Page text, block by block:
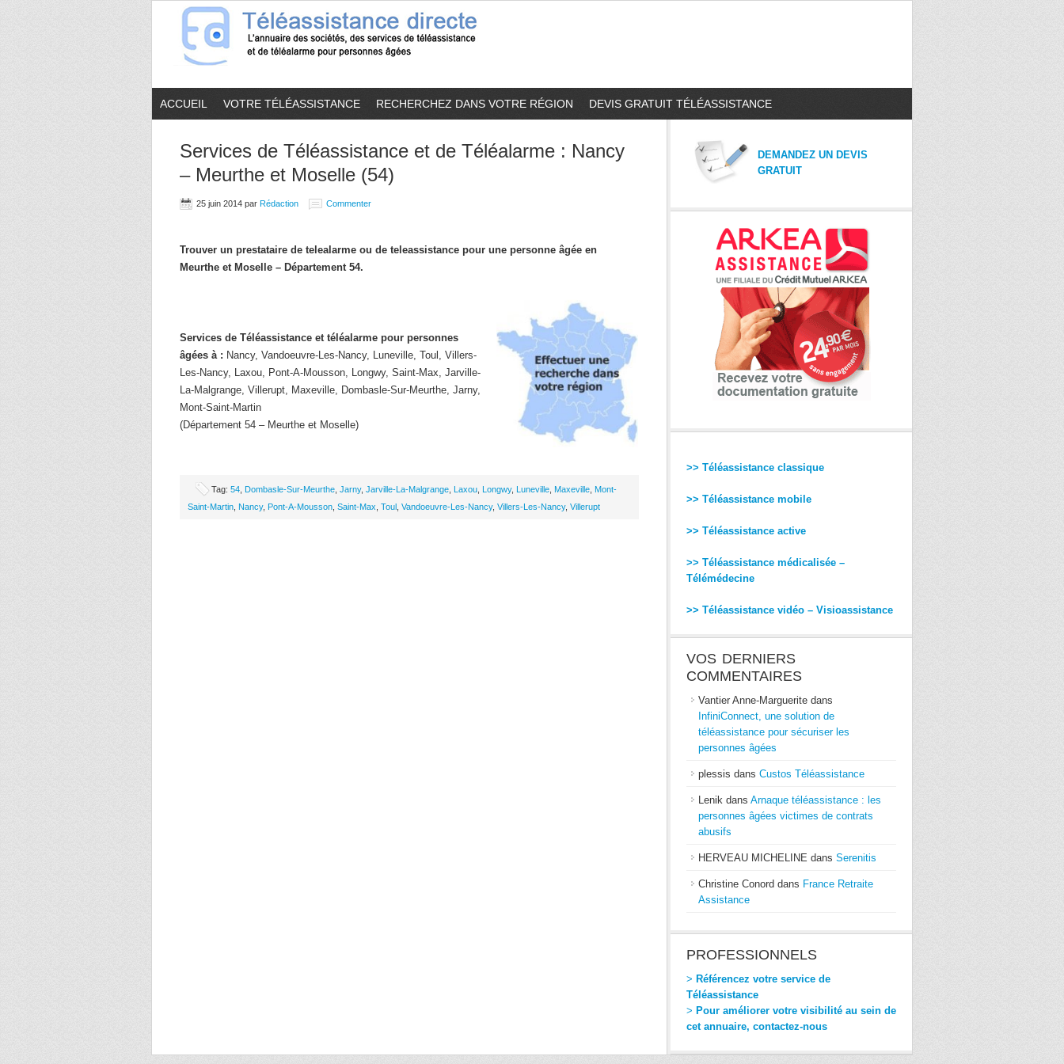
ACCUEIL VOTRE TÉLÉASSISTANCE RECHERCHEZ DANS VOTRE RÉGION DEVIS GRATUIT TÉLÉASSISTANCE
Services de Téléassistance et de Téléalarme : Nancy
– Meurthe et Moselle (54)
25 juin 2014 par Rédaction Commenter
Trouver un prestataire de telealarme ou de teleassistance pour une personne âgée en
Meurthe et Moselle – Département 54.
Services de Téléassistance et téléalarme pour personnes
âgées à : Nancy, Vandoeuvre-Les-Nancy, Luneville, Toul, Villers-
Les-Nancy, Laxou, Pont-A-Mousson, Longwy, Saint-Max, Jarville-
La-Malgrange, Villerupt, Maxeville, Dombasle-Sur-Meurthe, Jarny,
Mont-Saint-Martin
(Département 54 – Meurthe et Moselle)
Tag: 54 Dombasle-Sur-Meurthe Jarny, Jarville-La-Malgrange Laxou Longwy, Luneville Maxeville Mont-
Saint-Martin Nancy, Pont-A-Mousson Saint-Max Toul Vandoeuvre-Les-Nancy, Villers-Les-Nancy, Villerupt
DEMANDEZ UN DEVIS
GRATUIT
>> Téléassistance classique
>> Téléassistance mobile
>> Téléassistance active
>> Téléassistance médicalisée –
Télémédecine
>> Téléassistance vidéo – Visioassistance
VOS DERNIERS
COMMENTAIRES
Vantier Anne-Marguerite dans
InfiniConnect, une solution de
téléassistance pour sécuriser les
personnes âgées
plessis dans Custos Téléassistance
Lenik dans Arnaque téléassistance : les
personnes âgées victimes de contrats
abusifs
HERVEAU MICHELINE dans Serenitis
Christine Conord dans France Retraite
Assistance
PROFESSIONNELS
> Référencez votre service de
Téléassistance
> Pour améliorer votre visibilité au sein de
cet annuaire, contactez-nous